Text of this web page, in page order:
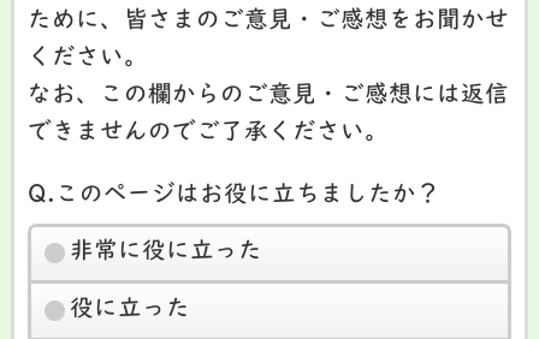
ために、皆さまのご意見・ご感想をお聞かせ
ください。
なお、この欄からのご意見・ご感想には返信
できませんのでご了承ください。
Q.このページはお役に立ちましたか？
非常に役に立った
役に立った